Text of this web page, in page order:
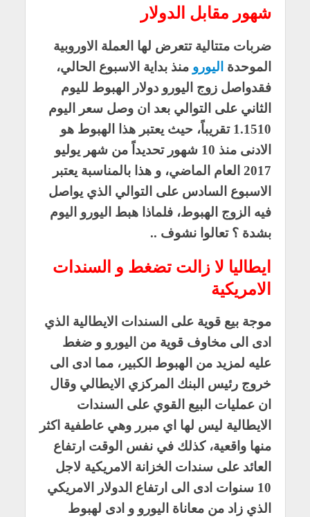
شهور مقابل الدولار
ضربات متتالية تتعرض لها العملة الاوروبية
الموحدة اليورو منذ بداية الاسبوع الحالي،
فقدواصل زوج اليورو دولار الهبوط لليوم
الثاني على التوالي بعد ان وصل سعر اليوم
1.1510 تقريباً، حيث يعتبر هذا الهبوط هو
الادنى منذ 10 شهور تحديداً من شهر يوليو
2017 العام الماضي، و هذا بالمناسبة يعتبر
الاسبوع السادس على التوالي الذي يواصل
فيه الزوج الهبوط، فلماذا هبط اليورو اليوم
بشدة ؟ تعالوا نشوف ..
ايطاليا لا زالت تضغط و السندات
الامريكية
موجة بيع قوية على السندات الايطالية الذي
ادى الى مخاوف قوية من اليورو و ضغط
عليه لمزيد من الهبوط الكبير، مما ادى الى
خروج رئيس البنك المركزي الايطالي وقال
ان عمليات البيع القوي على السندات
الايطالية ليس لها اي مبرر وهي عاطفية اكثر
منها واقعية، كذلك في نفس الوقت ارتفاع
العائد على سندات الخزانة الامريكية لاجل
10 سنوات ادى الى ارتفاع الدولار الامريكي
الذي زاد من معاناة اليورو و ادى لهبوط